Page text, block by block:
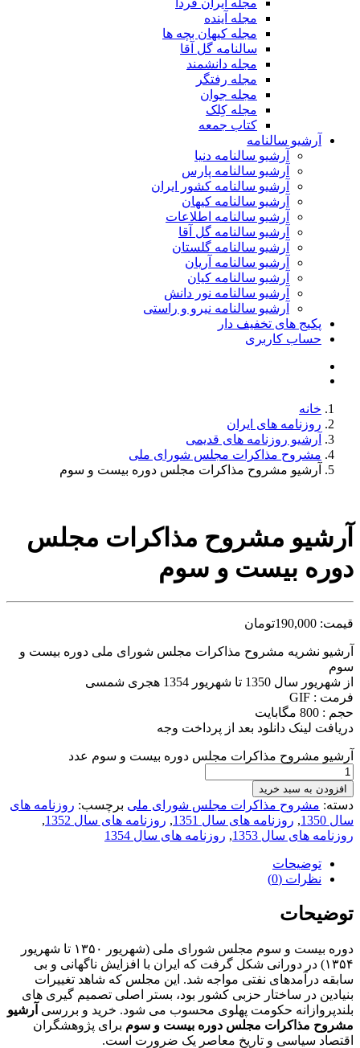
مجله ایران فردا
مجله آینده
مجله کیهان بچه ها
سالنامه گل آقا
مجله دانشمند
مجله رفتگر
مجله جوان
مجله کِلک
کتاب جمعه
آرشیو سالنامه
آرشیو سالنامه دنیا
آرشیو سالنامه پارس
آرشیو سالنامه کشور ایران
آرشیو سالنامه کیهان
آرشیو سالنامه اطلاعات
آرشیو سالنامه گل آقا
آرشیو سالنامه گلستان
آرشیو سالنامه آریان
آرشیو سالنامه کیان
آرشیو سالنامه نور دانش
آرشیو سالنامه نیرو و راستی
پکیج های تخفیف دار
حساب کاربری
خانه
روزنامه های ایران
آرشیو روزنامه های قدیمی
مشروح مذاکرات مجلس شورای ملی
آرشیو مشروح مذاکرات مجلس دوره بیست و سوم
آرشیو مشروح مذاکرات مجلس
دوره بیست و سوم
قیمت: 190,000تومان
آرشیو نشریه مشروح مذاکرات مجلس شورای ملی دوره بیست و
سوم
از شهریور سال 1350 تا شهریور 1354 هجری شمسی
فرمت : GIF
حجم : 800 مگابایت
دریافت لینک دانلود بعد از پرداخت وجه
آرشیو مشروح مذاکرات مجلس دوره بیست و سوم عدد
افزودن به سبد خرید
دسته: مشروح مذاکرات مجلس شورای ملی برچسب: روزنامه های
سال 1350
, روزنامه های سال 1351 , روزنامه های سال 1352
,
روزنامه های سال 1353
, روزنامه های سال 1354
توضیحات
نظرات (0)
توضیحات
دوره بیست و سوم مجلس شورای ملی (شهریور ۱۳۵۰ تا شهریور
۱۳۵۴) در دورانی شکل گرفت که ایران با افزایش ناگهانی و بی
سابقه درآمدهای نفتی مواجه شد. این مجلس که شاهد تغییرات
بنیادین در ساختار حزبی کشور بود، بستر اصلی تصمیم گیری های
بلندپروازانه حکومت پهلوی محسوب می شود. خرید و بررسی آرشیو
مشروح مذاکرات مجلس دوره بیست و سوم برای پژوهشگران
اقتصاد سیاسی و تاریخ معاصر یک ضرورت است.